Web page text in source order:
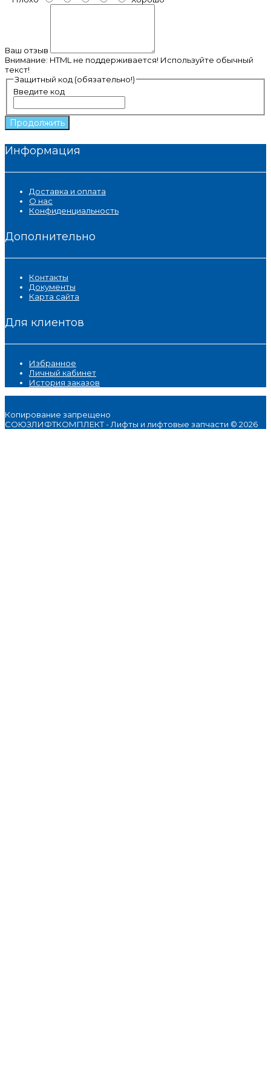
Ваш отзыв
Внимание: HTML не поддерживается! Используйте обычный
текст!
Защитный код (обязательно!)
Введите код
Продолжить
Информация
Доставка и оплата
О нас
Конфиденциальность
Дополнительно
Контакты
Документы
Карта сайта
Для клиентов
Избранное
Личный кабинет
История заказов
Копирование запрещено
СОЮЗЛИФТКОМПЛЕКТ - Лифты и лифтовые запчасти © 2026